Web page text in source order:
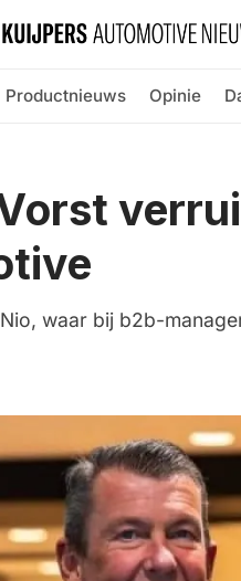
Productnieuws Opinie
waar bij b2b-